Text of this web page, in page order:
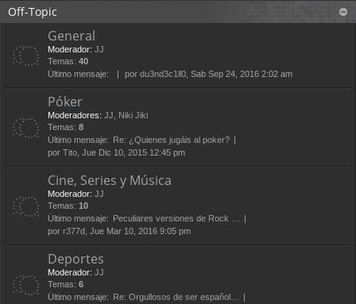
Off-Topic
General
Moderador: JJ
Temas: 40
Último mensaje:
por du3nd3c1ll0, Sab Sep 24, 2016 2:02 am
Póker
Moderadores: JJ, Niki Jiki
Temas: 8
Último mensaje:
Re: ¿Quienes jugáis al poker?
por Tito, Jue Dic 10, 2015 12:45 pm
Cine, Series y Música
Moderador: JJ
Temas: 10
Último mensaje:
Peculiares versiones de Rock …
por r377d, Jue Mar 10, 2016 9:05 pm
Deportes
Moderador: JJ
Temas: 6
Último mensaje:
Re: Orgullosos de ser español…